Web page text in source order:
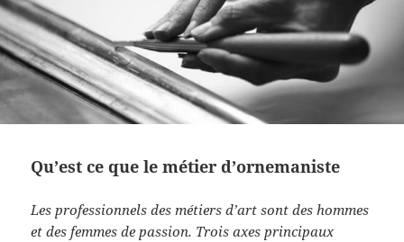
Qu’est ce que le métier d’ornemaniste
Les professionnels des métiers d’art sont des hommes
et des femmes de passion. Trois axes principaux